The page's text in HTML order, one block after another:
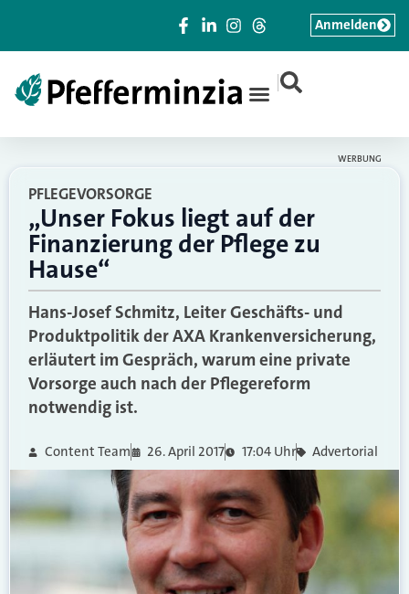
|
Anmelden
WERBUNG
PFLEGEVORSORGE
„Unser Fokus liegt auf der
Finanzierung der Pflege zu
Hause“
Hans-Josef Schmitz, Leiter Geschäfts- und
Produktpolitik der AXA Krankenversicherung,
erläutert im Gespräch, warum eine private
Vorsorge auch nach der Pflegereform
notwendig ist.
Content Team 26. April 2017 17:04 Uhr Advertorial